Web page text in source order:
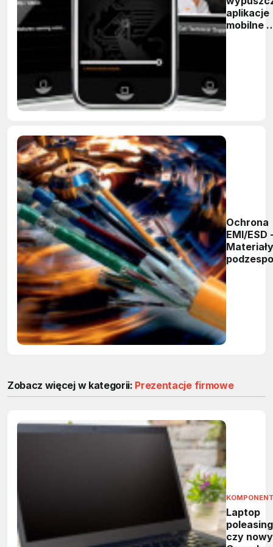
aplikacje
mobilne
Ochrona
EMI/ESD
Zobacz więcej w kategorii: Prezentacje firmowe
Laptop
czy